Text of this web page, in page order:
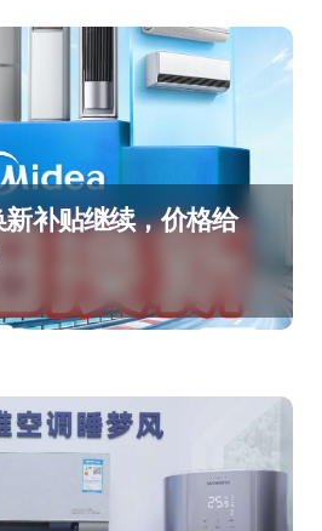
补贴继续，价格给